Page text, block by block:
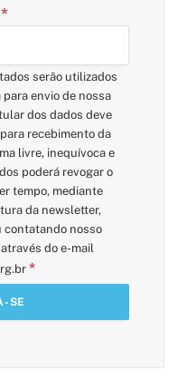
*
serão utilizados
envio de nossa
dos dados deve
recebimento da
livre, inequívoca e
poderá revogar o
tempo, mediante
da newsletter,
contatando nosso
do e-mail
*